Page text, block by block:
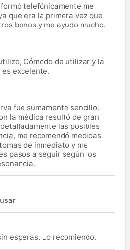
telefónicamente me
que era la primera vez que
bonos y me ayudo mucho.
Cómodo de utilizar y la
excelente.
fue sumamente sencillo.
la médica resultó de gran
las posibles
me recomendó medidas
de inmediato y me
pasos a seguir según los
esperas. Lo recomiendo.